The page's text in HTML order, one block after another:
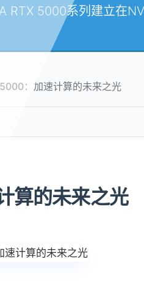
RTX 5000系列建立在
：加速计算的未来之光
算的未来之光